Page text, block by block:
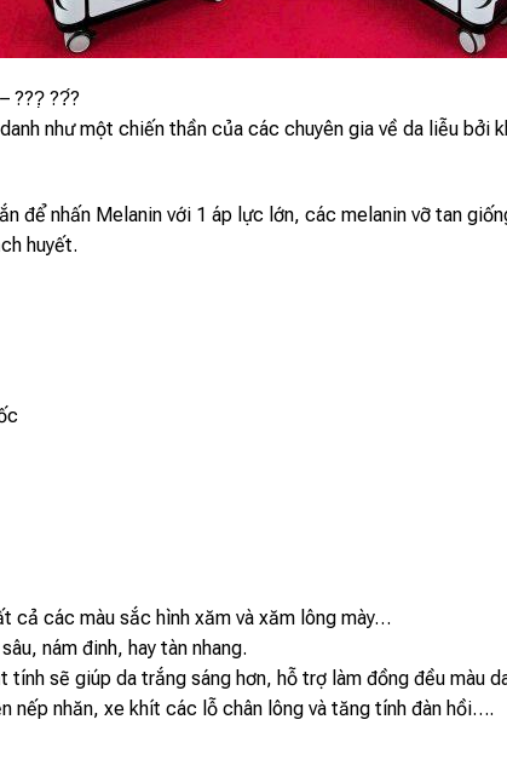
???̣ ??́?
như một chiến thần của các chuyên gia về da liễu
để nhấn Melanin với 1 áp lực lớn, các melanin vỡ tan
huyết.
cả các màu sắc hình xăm và xăm lông mày…
nám đinh, hay tàn nhang.
tính sẽ giúp da trắng sáng hơn, hỗ trợ làm đồng đều màu
nếp nhăn, xe khít các lỗ chân lông và tăng tính đàn hồi….